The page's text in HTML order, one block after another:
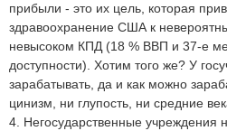
прибыли - это их цель, которая
здравоохранение США к
невысоком КПД (18 % ВВП и 37-е
доступности). Хотим того же? У
зарабатывать, да и как можно
цинизм, ни глупость, ни средние
4. Негосударственные учреждения